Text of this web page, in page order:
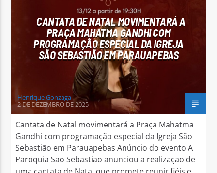
Arara Azul FM
CANTATA DE NATAL MOVIMENTARÁ A
PRAÇA MAHATMA GANDHI COM
PROGRAMAÇÃO ESPECIAL DA IGREJA
SÃO SEBASTIÃO EM PARAUAPEBAS
Henrique Gonzaga
2 DE DEZEMBRO DE 2025
Cantata de Natal movimentará a Praça Mahatma
Gandhi com programação especial da Igreja São
Sebastião em Parauapebas Anúncio do evento A
Paróquia São Sebastião anunciou a realização de